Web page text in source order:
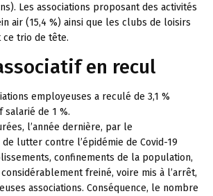
Les associations proposant des activités
air (15,4 %) ainsi que les clubs de loisirs
ce trio de tête.
en recul
employeuses a reculé de 3,1 %
salarié de 1 %.
l’année dernière, par le
lutter contre l’épidémie de Covid-19
confinements de la population,
freiné, voire mis à l’arrêt,
associations. Conséquence, le nombre